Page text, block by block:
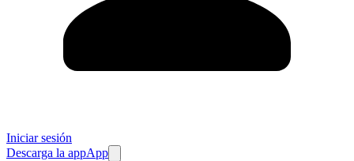
Iniciar sesión
Descarga la appApp